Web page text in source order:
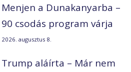
Menjen a Dunakanyarba –
90 csodás program várja
2026. augusztus 8.
Trump aláírta – Már nem